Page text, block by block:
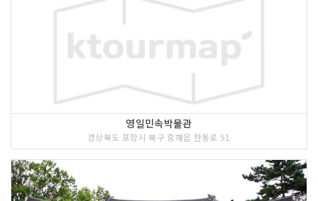
영일민속박물관
경상북도 포항시 북구 흥해읍 한동로 51